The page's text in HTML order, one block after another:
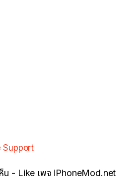
Support
น - Like เพจ iPhoneMod.net